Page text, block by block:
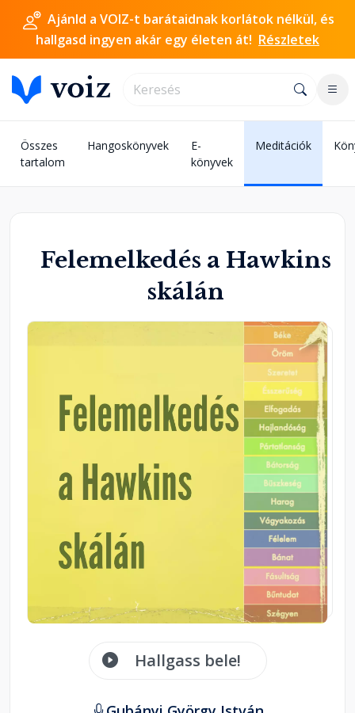
Ajánld a VOIZ-t barátaidnak korlátok nélkül, és
hallgasd ingyen akár egy életen át! Részletek
Összes
tartalom
Hangoskönyvek
E-
könyvek
Meditációk
Felemelkedés a Hawkins
skálán
Hallgass bele!